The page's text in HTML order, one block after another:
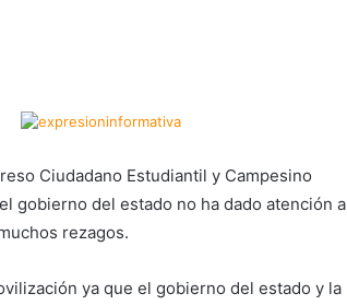
Ciudadano Estudiantil y Campesino
gobierno del estado no ha dado atención a
rezagos.
ya que el gobierno del estado y la